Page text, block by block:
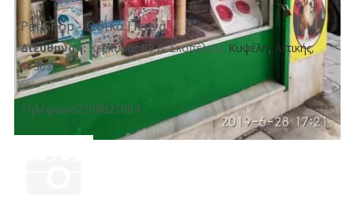
Pet Shop - Ωδικά Πτηνά
Διεύθυνση:Κερκύρας 89 & Σκοπέλου, Κυψέλη, Aττικής,
11363
Τηλέφωνο2108821004